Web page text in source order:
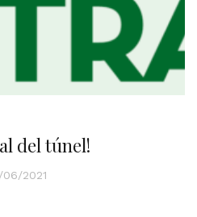
del túnel!
06/2021